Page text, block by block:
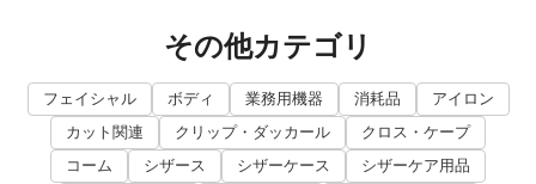
その他カテゴリ
フェイシャル ボディ 業務用機器 消耗品
アイロン
カット関連
クリップ・ダッカール
クロス・ケープ
コーム
シザース シザーケース
シザーケア用品